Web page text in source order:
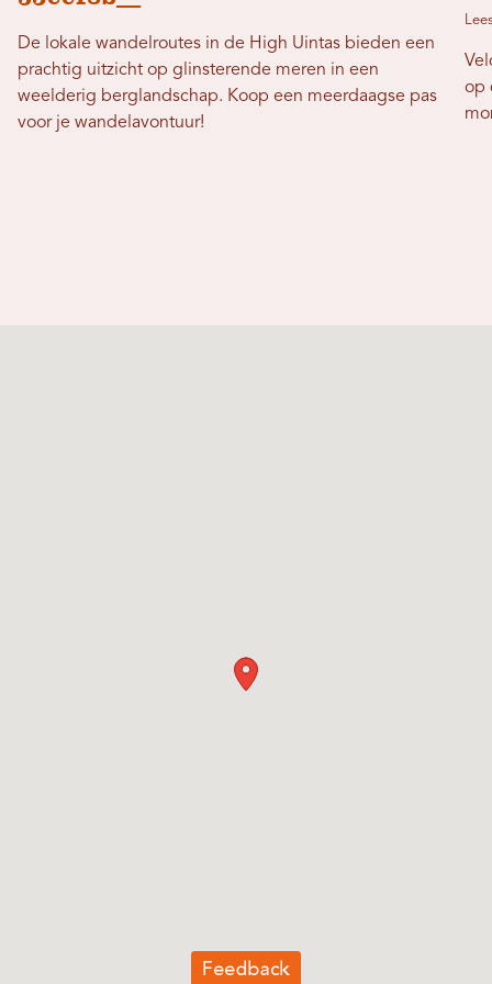
De lokale wandelroutes in de High Uintas bieden een
prachtig uitzicht op glinsterende meren in een
weelderig berglandschap. Koop een meerdaagse pas
voor je wandelavontuur!
op